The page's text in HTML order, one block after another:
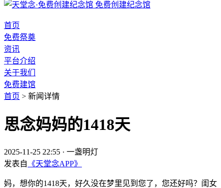
免费创建纪念馆
首页
免费祭奠
资讯
平台介绍
关于我们
免费建馆
首页 > 新闻详情
思念妈妈的1418天
2025-11-25 22:55 · 一盏明灯
发表自 《天堂念APP》
妈，想你的1418天，好久没在梦里见到您了，您还好吗？闺女